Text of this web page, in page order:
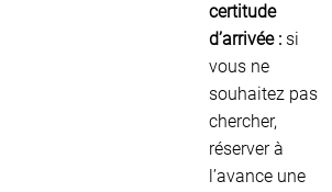
certitude
d’arrivée : si
vous ne
souhaitez pas
chercher,
réserver à
l’avance une